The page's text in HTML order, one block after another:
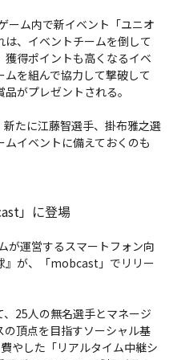
ーム内で新イベント「ユニオ
、イベントチームを倒して
得ポイントも高くなるイベ
を組んで協力して撃破して
がプレゼントされる。
たに江藤智選手、掛布雅之選
イベントに備えておくのも
」に登場
が運営するスマートフォン向
』が、「mobcast」でリリー
25人の無名選手とマネージ
頂点を目指すソーシャル基
やした「リアルタイム中継シ